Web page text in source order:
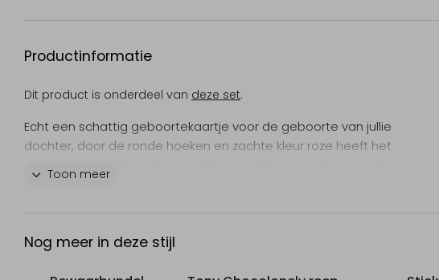
Productinformatie
Dit product is onderdeel van deze set.
Echt een schattig geboortekaartje voor de geboorte van jullie
dochter, door de ronde hoeken en zachte kleur roze heeft het
Toon meer
Nog meer in deze stijl